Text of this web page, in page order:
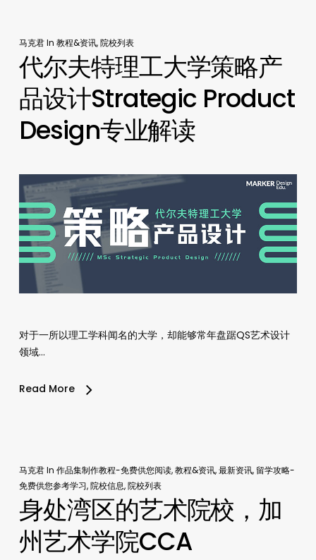
马克君In 教程&资讯,院校列表
代尔夫特理工大学策略产
品设计Strategic Product
Design专业解读
对于一所以理工学科闻名的大学，却能够常年盘踞QS艺术设计
领域…
Read More
马克君In 作品集制作教程-免费供您阅读,教程&资讯,最新资讯, 留学攻略-
免费供您参考学习,院校信息,院校列表
身处湾区的艺术院校，加
州艺术学院CCA